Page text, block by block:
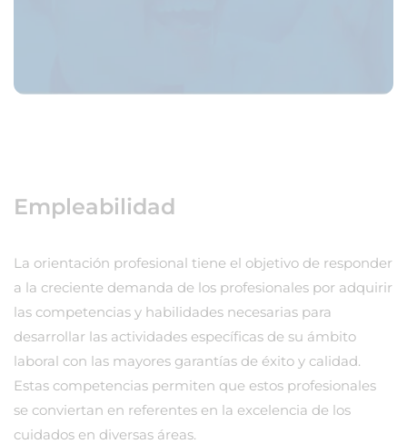
Empleabilidad
La orientación profesional tiene el objetivo de responder
a la creciente demanda de los profesionales por adquirir
las competencias y habilidades necesarias para
desarrollar las actividades específicas de su ámbito
laboral con las mayores garantías de éxito y calidad.
Estas competencias permiten que estos profesionales
se conviertan en referentes en la excelencia de los
cuidados en diversas áreas.